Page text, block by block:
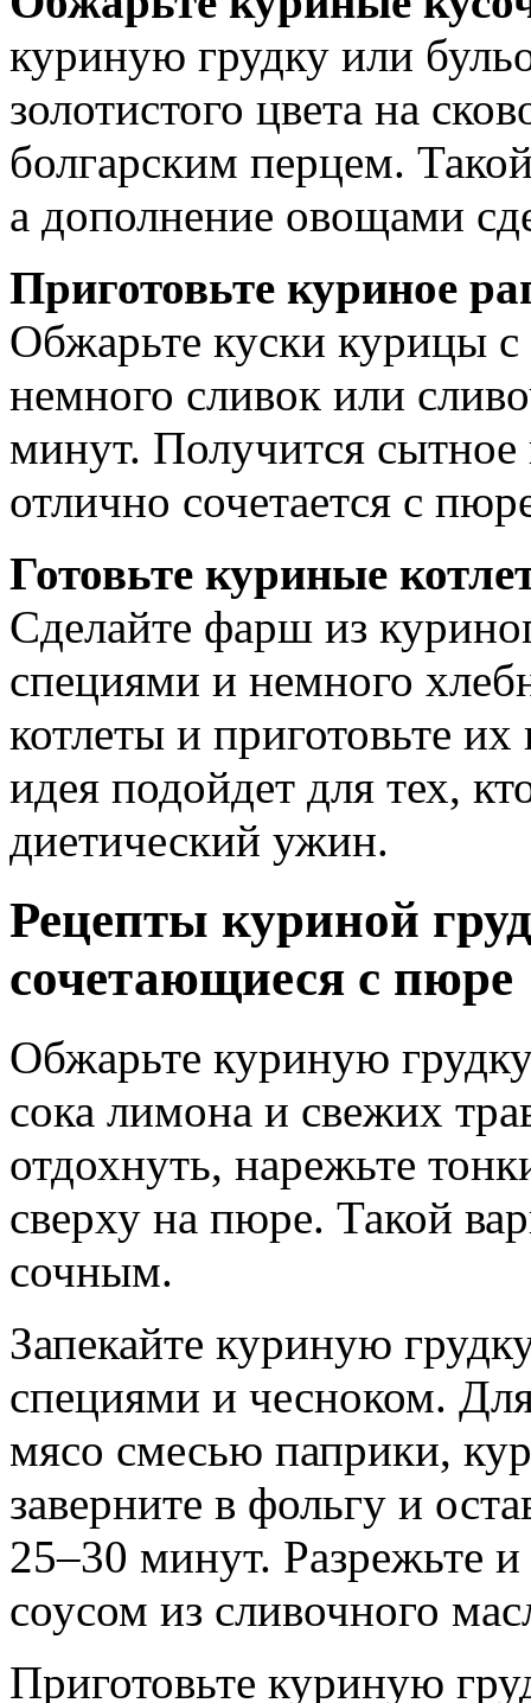
куриную грудку или
золотистого цвета на
болгарским перцем.
а дополнение овощами
Приготовьте куриное
Обжарьте куски курицы
немного сливок или
минут. Получится
отлично сочетается с
Готовьте куриные
Сделайте фарш из
специями и немного
котлеты и приготовьте
идея подойдет для тех,
диетический ужин.
Рецепты куриной
сочетающиеся с пюре
Обжарьте куриную
сока лимона и свежих
отдохнуть, нарежьте
сверху на пюре. Такой
сочным.
Запекайте куриную
специями и чесноком.
мясо смесью паприки,
заверните в фольгу и
25–30 минут. Разрежьте
соусом из сливочного
Приготовьте куриную